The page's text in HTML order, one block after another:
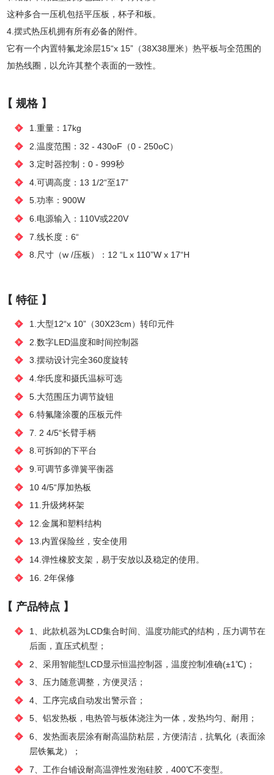
这种多合一压机包括平压板，杯子和板。
4.摆式热压机拥有所有必备的附件。
它有一个内置特氟龙涂层15“x 15”（38X38厘米）热平板与全范围的
加热线圈，以允许其整个表面的一致性。
【 规格 】
1.重量：17kg
2.温度范围：32 - 430oF（0 - 250oC）
3.定时器控制：0 - 999秒
4.可调高度：13 1/2“至17”
5.功率：900W
6.电源输入：110V或220V
7.线长度：6“
8.尺寸（w /压板）：12 “L x 110”W x 17“H
【 特征 】
1.大型12“x 10”（30X23cm）转印元件
2.数字LED温度和时间控制器
3.摆动设计完全360度旋转
4.华氏度和摄氏温标可选
5.大范围压力调节旋钮
6.特氟隆涂覆的压板元件
7. 2 4/5“长臂手柄
8.可拆卸的下平台
9.可调节多弹簧平衡器
10 4/5“厚加热板
11.升级烤杯架
12.金属和塑料结构
13.内置保险丝，安全使用
14.弹性橡胶支架，易于安放以及稳定的使用。
16. 2年保修
【 产品特点 】
1、此款机器为LCD集合时间、温度功能式的结构，压力调节在
后面，直压式机型；
2、采用智能型LCD显示恒温控制器，温度控制准确(±1℃)；
3、压力随意调整，方便灵活；
4、工序完成自动发出警示音；
5、铝发热板，电热管与板体浇注为一体，发热均匀、耐用；
6、发热面表层涂有耐高温防粘层，方便清洁，抗氧化（表面涂
层铁氟龙）；
7、工作台铺设耐高温弹性发泡硅胶，400℃不变型。